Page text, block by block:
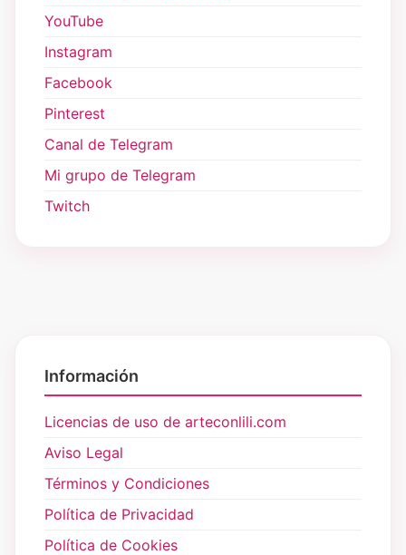
YouTube
Instagram
Facebook
Pinterest
Canal de Telegram
Mi grupo de Telegram
Twitch
Información
Licencias de uso de arteconlili.com
Aviso Legal
Términos y Condiciones
Política de Privacidad
Política de Cookies